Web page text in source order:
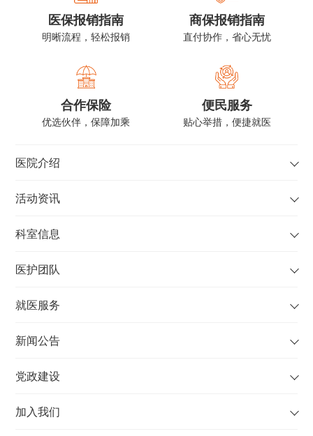
学组委员
北京转化医学学会
心力衰竭专业委员
医保报销指南
明晰流程，轻松报销
商保报销指南
直付协作，省心无忧
合作保险
优选伙伴，保障加乘
便民服务
贴心举措，便捷就医
医院介绍
活动资讯
科室信息
医护团队
就医服务
新闻公告
党政建设
加入我们